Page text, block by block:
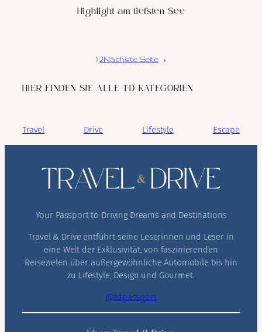
Highlight am tiefsten See
1 2Nächste Seite »
HIER FINDEN SIE ALLE TD KATEGORIEN
Travel Drive Lifestyle Escape
Your Passport to Driving Dreams and Destinations
Travel & Drive entführt seine Leserinnen und Leser in
eine Welt der Exklusivität, von faszinierenden
Reisezielen über außergewöhnliche Automobile bis hin
zu Lifestyle, Design und Gourmet.
@tdpassport